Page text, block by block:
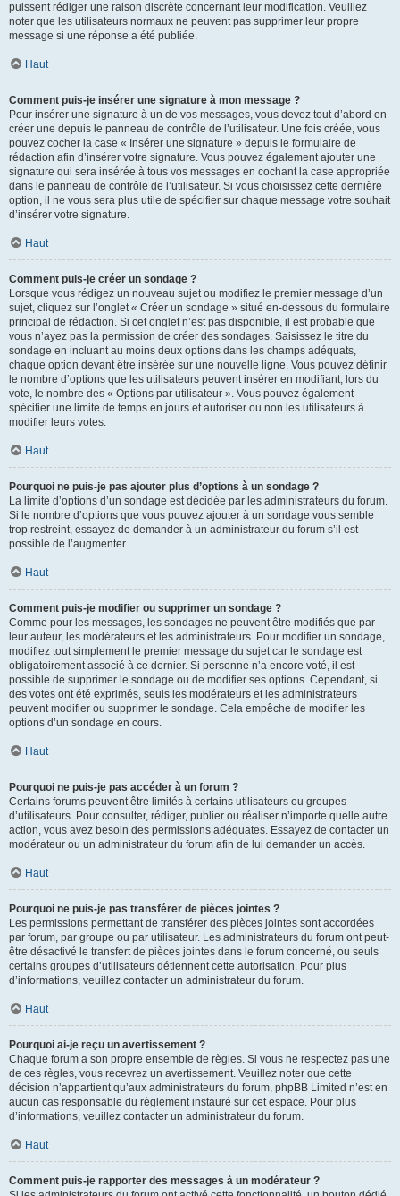
puissent rédiger une raison discrète concernant leur modification. Veuillez
noter que les utilisateurs normaux ne peuvent pas supprimer leur propre
message si une réponse a été publiée.
Haut
Comment puis-je insérer une signature à mon message ?
Pour insérer une signature à un de vos messages, vous devez tout d’abord en
créer une depuis le panneau de contrôle de l’utilisateur. Une fois créée, vous
pouvez cocher la case « Insérer une signature » depuis le formulaire de
rédaction afin d’insérer votre signature. Vous pouvez également ajouter une
signature qui sera insérée à tous vos messages en cochant la case appropriée
dans le panneau de contrôle de l’utilisateur. Si vous choisissez cette dernière
option, il ne vous sera plus utile de spécifier sur chaque message votre souhait
d’insérer votre signature.
Haut
Comment puis-je créer un sondage ?
Lorsque vous rédigez un nouveau sujet ou modifiez le premier message d’un
sujet, cliquez sur l’onglet « Créer un sondage » situé en-dessous du formulaire
principal de rédaction. Si cet onglet n’est pas disponible, il est probable que
vous n’ayez pas la permission de créer des sondages. Saisissez le titre du
sondage en incluant au moins deux options dans les champs adéquats,
chaque option devant être insérée sur une nouvelle ligne. Vous pouvez définir
le nombre d’options que les utilisateurs peuvent insérer en modifiant, lors du
vote, le nombre des « Options par utilisateur ». Vous pouvez également
spécifier une limite de temps en jours et autoriser ou non les utilisateurs à
modifier leurs votes.
Haut
Pourquoi ne puis-je pas ajouter plus d’options à un sondage ?
La limite d’options d’un sondage est décidée par les administrateurs du forum.
Si le nombre d’options que vous pouvez ajouter à un sondage vous semble
trop restreint, essayez de demander à un administrateur du forum s’il est
possible de l’augmenter.
Haut
Comment puis-je modifier ou supprimer un sondage ?
Comme pour les messages, les sondages ne peuvent être modifiés que par
leur auteur, les modérateurs et les administrateurs. Pour modifier un sondage,
modifiez tout simplement le premier message du sujet car le sondage est
obligatoirement associé à ce dernier. Si personne n’a encore voté, il est
possible de supprimer le sondage ou de modifier ses options. Cependant, si
des votes ont été exprimés, seuls les modérateurs et les administrateurs
peuvent modifier ou supprimer le sondage. Cela empêche de modifier les
options d’un sondage en cours.
Haut
Pourquoi ne puis-je pas accéder à un forum ?
Certains forums peuvent être limités à certains utilisateurs ou groupes
d’utilisateurs. Pour consulter, rédiger, publier ou réaliser n’importe quelle autre
action, vous avez besoin des permissions adéquates. Essayez de contacter un
modérateur ou un administrateur du forum afin de lui demander un accès.
Haut
Pourquoi ne puis-je pas transférer de pièces jointes ?
Les permissions permettant de transférer des pièces jointes sont accordées
par forum, par groupe ou par utilisateur. Les administrateurs du forum ont peut-
être désactivé le transfert de pièces jointes dans le forum concerné, ou seuls
certains groupes d’utilisateurs détiennent cette autorisation. Pour plus
d’informations, veuillez contacter un administrateur du forum.
Haut
Pourquoi ai-je reçu un avertissement ?
Chaque forum a son propre ensemble de règles. Si vous ne respectez pas une
de ces règles, vous recevrez un avertissement. Veuillez noter que cette
décision n’appartient qu’aux administrateurs du forum, phpBB Limited n’est en
aucun cas responsable du règlement instauré sur cet espace. Pour plus
d’informations, veuillez contacter un administrateur du forum.
Haut
Comment puis-je rapporter des messages à un modérateur ?